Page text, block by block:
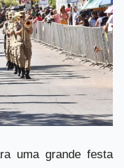
uma grande festa